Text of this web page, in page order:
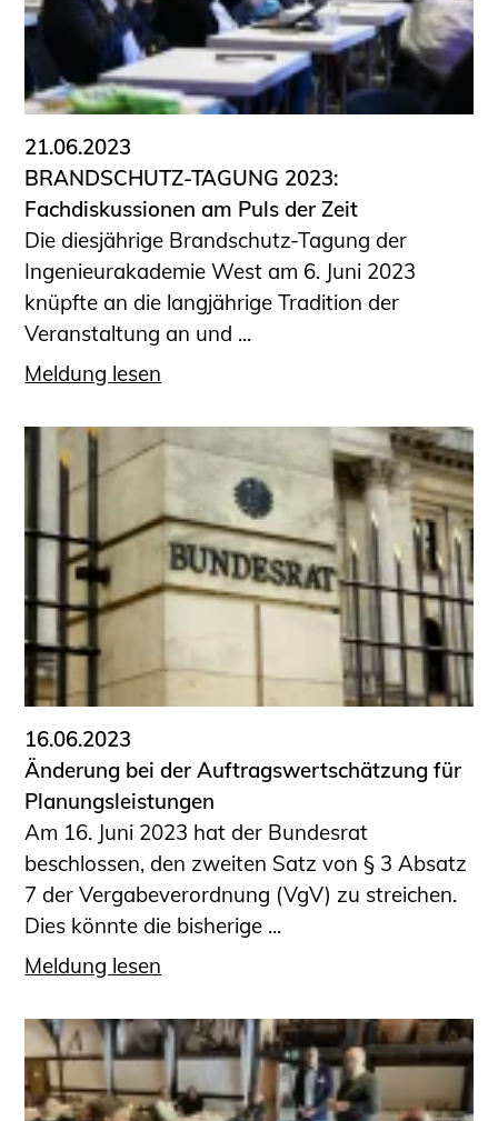
21.06.2023
BRANDSCHUTZ-TAGUNG 2023:
Fachdiskussionen am Puls der Zeit
Die diesjährige Brandschutz-Tagung der
Ingenieurakademie West am 6. Juni 2023
knüpfte an die langjährige Tradition der
Veranstaltung an und ...
Meldung lesen
16.06.2023
Änderung bei der Auftragswertschätzung für
Planungsleistungen
Am 16. Juni 2023 hat der Bundesrat
beschlossen, den zweiten Satz von § 3 Absatz
7 der Vergabeverordnung (VgV) zu streichen.
Dies könnte die bisherige ...
Meldung lesen